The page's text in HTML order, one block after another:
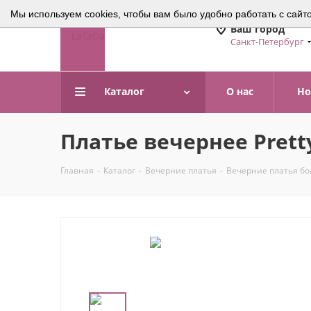
Мы используем cookies, чтобы вам было удобно работать с
Ваш город
Санкт-Петербург
Каталог О нас
Платье вечернее
Главная - Каталог - Вечерние платья - Вечерние платья